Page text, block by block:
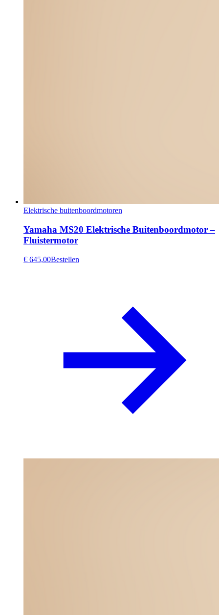
Elektrische buitenboordmotoren
Yamaha MS20 Elektrische Buitenboordmotor –
Fluistermotor
€ 645,00Bestellen